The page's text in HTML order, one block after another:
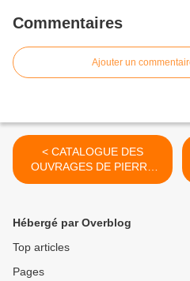
Commentaires
Ajouter un
< CATALOGUE DES
OUVRAGES DE PIERRE
MARCEL MONTMORY
Hébergé par Overblog
Top articles
Pages